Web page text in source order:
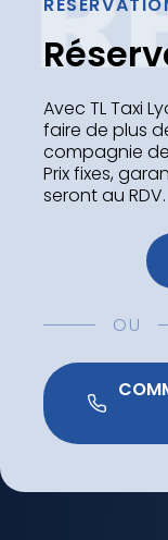
Avec TL Taxi
faire de plus
compagnie
Prix fixes,
seront au RDV.
OU